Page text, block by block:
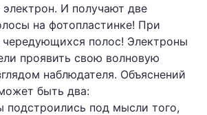
И получают две
на фотопластинке! При
полос! Электроны
проявить свою волновую
наблюдателя. Объяснений
быть два:
подстроились под мысли того,